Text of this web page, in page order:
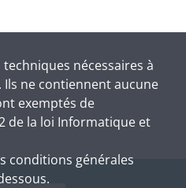
techniques nécessaires à
ne contiennent aucune
exemptés de
de la loi Informatique et
conditions générales